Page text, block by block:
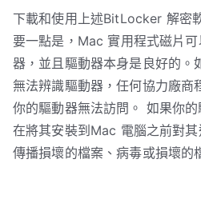
下載和使用上述BitLocker 解密
要一點是，Mac 實用程式磁片
器，並且驅動器本身是良好的
無法辨識驅動器，任何協力廠商
你的驅動器無法訪問。 如果你
在將其安裝到Mac 電腦之前對
傳播損壞的檔案、病毒或損壞的